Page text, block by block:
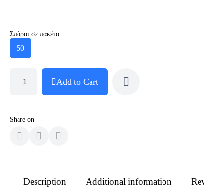
Σπόροι σε πακέτο :
50
Add to Cart
Share on
Description Additional information